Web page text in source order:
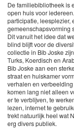
De familiebibliotheek is
open huis voor
participatie, leesplezier,
gemeenschapsvorming
Dit vanuit het idee dat
blind blijft voor de
collectie in Bib Joske
Turks, Koerdisch en
Bib Joske aan een
straat en huiskamer
verhalen en
komen lang niet alleen
er te verblijven, te
lezen, internet te
trekt natuurlijk heel wat
erg divers publiek.